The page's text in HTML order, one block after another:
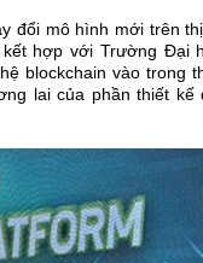
đổi mô hình mới trên
hợp với Trường Đại
blockchain vào trong
lai của phần thiết kế